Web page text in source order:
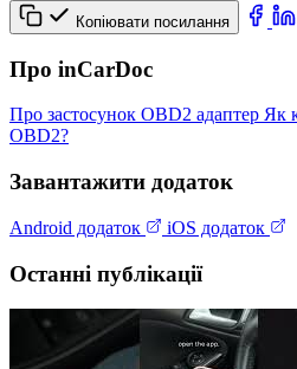
Копіювати посилання
Про inCarDoc
Про застосунок OBD2 адаптер Як
OBD2?
Завантажити додаток
Android додаток iOS додаток
Останні публікації